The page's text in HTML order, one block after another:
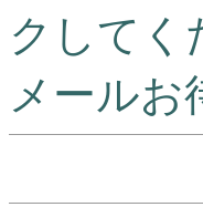
クしてく
メールお